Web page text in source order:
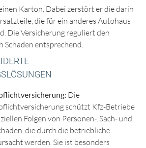
Karton. Dabei zerstört er die darin
die für ein anderes Autohaus
Die Versicherung reguliert den
Schaden entsprechend.
V
Die
schützt Kfz-Betriebe
Folgen von Personen-, Sach- und
die durch die betriebliche
werden. Sie ist besonders